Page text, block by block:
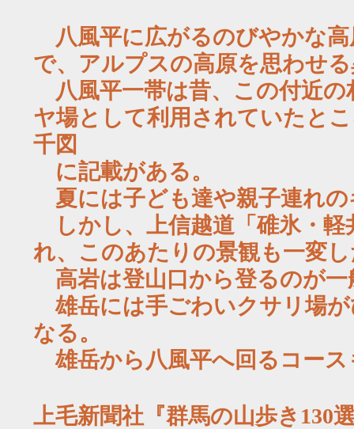
八風平に広がるのびやかな
で、アルプスの高原を思わせ
八風平一帯は昔、この付近
ヤ場として利用されていたと
千図
に記載がある。
夏には子ども達や親子連れ
しかし、上信越道「碓氷・軽
れ、このあたりの景観も一変
高岩は登山口から登るのが
雄岳には手ごわいクサリ場
なる。
雄岳から八風平へ回るコー
上毛新聞社『群馬の山歩き130